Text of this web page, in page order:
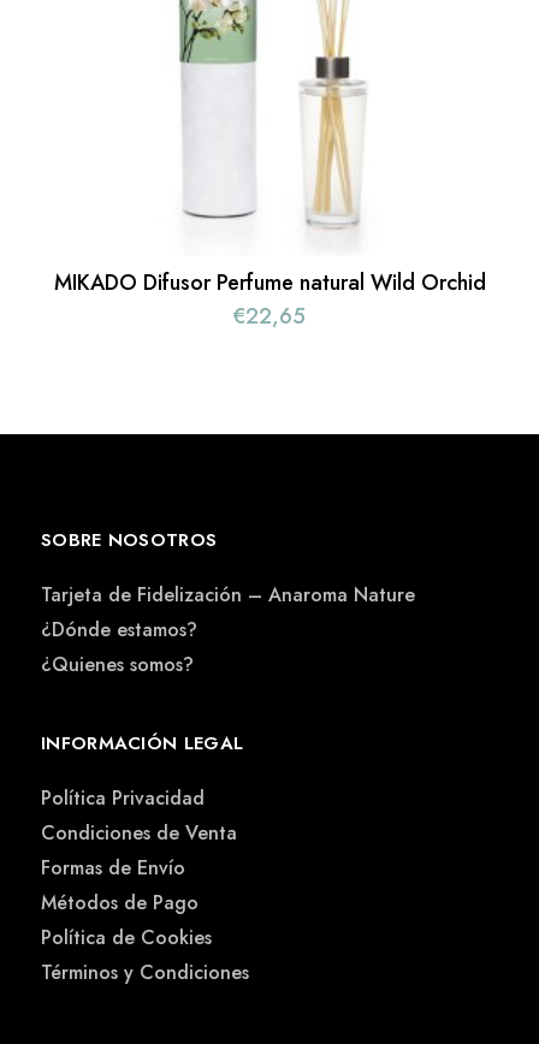
MIKADO Difusor Perfume natural Wild Orchid
€22,65
SOBRE NOSOTROS
Tarjeta de Fidelización – Anaroma Nature
¿Dónde estamos?
¿Quienes somos?
INFORMACIÓN LEGAL
Política Privacidad
Condiciones de Venta
Formas de Envío
Métodos de Pago
Política de Cookies
Términos y Condiciones